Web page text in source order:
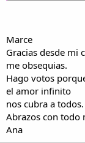
Marce
Gracias desde mi
me obsequias.
Hago votos
el amor infinito
nos cubra a todos.
Abrazos con todo
Ana